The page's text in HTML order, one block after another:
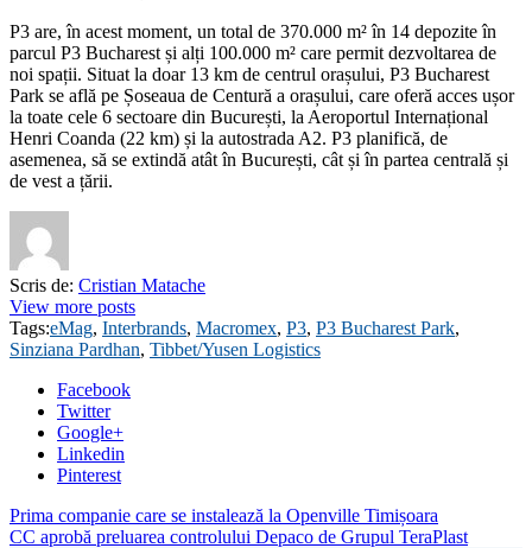
P3 are, în acest moment, un total de 370.000 m² în 14 depozite în
parcul P3 Bucharest și alți 100.000 m² care permit dezvoltarea de
noi spații. Situat la doar 13 km de centrul orașului, P3 Bucharest
Park se află pe Șoseaua de Centură a orașului, care oferă acces ușor
la toate cele 6 sectoare din București, la Aeroportul Internațional
Henri Coanda (22 km) și la autostrada A2. P3 planifică, de
asemenea, să se extindă atât în București, cât și în partea centrală și
de vest a țării.
Scris de: Cristian Matache
View more posts
Tags:eMag, Interbrands, Macromex, P3, P3 Bucharest Park,
Sinziana Pardhan, Tibbet/Yusen Logistics
Facebook
Twitter
Google+
Linkedin
Pinterest
Prima companie care se instalează la Openville Timișoara
CC aprobă preluarea controlului Depaco de Grupul TeraPlast